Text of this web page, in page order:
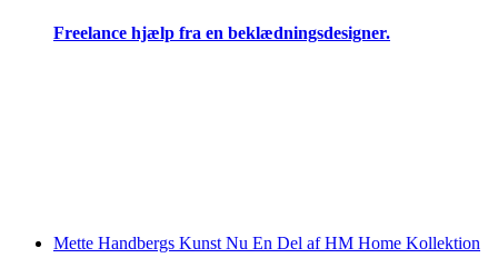
Freelance hjælp fra en beklædningsdesigner.
Mette Handbergs Kunst Nu En Del af HM Home Kollektion